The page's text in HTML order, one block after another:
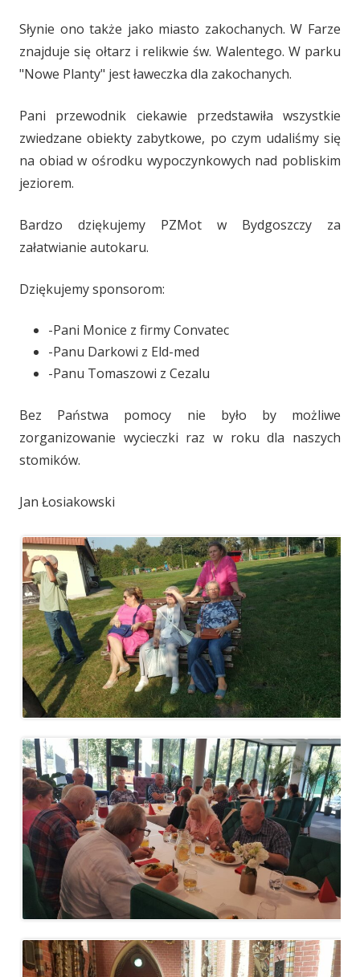
Słynie ono także jako miasto zakochanych. W Farze
znajduje się ołtarz i relikwie św. Walentego. W parku
"Nowe Planty" jest ławeczka dla zakochanych.
Pani przewodnik ciekawie przedstawiła wszystkie
zwiedzane obiekty zabytkowe, po czym udaliśmy się
na obiad w ośrodku wypoczynkowych nad pobliskim
jeziorem.
Bardzo dziękujemy PZMot w Bydgoszczy za
załatwianie autokaru.
Dziękujemy sponsorom:
-Pani Monice z firmy Convatec
-Panu Darkowi z Eld-med
-Panu Tomaszowi z Cezalu
Bez Państwa pomocy nie było by możliwe
zorganizowanie wycieczki raz w roku dla naszych
stomików.
Jan Łosiakowski